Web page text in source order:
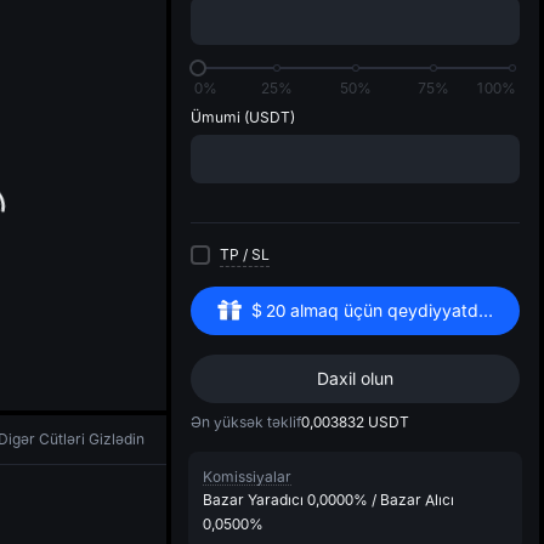
0% 25% 50% 75%
100%
Ümumi (USDT)
TP / SL
$ 20almaq üçün qeydiyyatdan
Daxil olun
Ən yüksək təklif0,003832 USDT
Komissiyalar
Bazar Yaradıcı 0,0000% / Bazar Alıcı
0,0500%
Digər Cütləri Gizlədin